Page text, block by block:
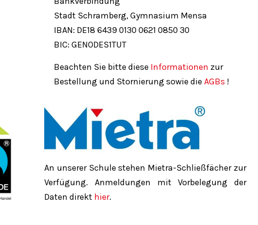
Stadt Schramberg, Gymnasium Mensa
IBAN: DE18 64390130 0621 0850 30
BIC: GENODES1TUT
Beachten Sie bitte diese Informationen zur
Bestellung und Stornierung sowie die AGBs !
An unserer Schule stehen Mietra-Schließfächer zur
Verfügung. Anmeldungen mit Vorbelegung der
Daten direkt hier.